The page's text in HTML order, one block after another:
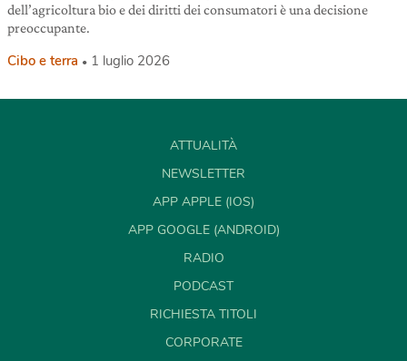
dell’agricoltura bio e dei diritti dei consumatori è una decisione
preoccupante.
Cibo e terra 1 luglio 2026
ATTUALITÀ
NEWSLETTER
APP APPLE (IOS)
APP GOOGLE (ANDROID)
RADIO
PODCAST
RICHIESTA TITOLI
CORPORATE